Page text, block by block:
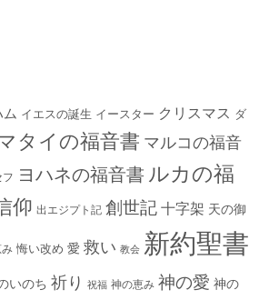
イエスの誕生 イースター クリスマス ダ
タイの福音書 マルコの福音
フ ヨハネの福音書 ルカの福
仰 出エジプト記 創世記 十字架 天の御
み 悔い改め 愛 救い 教会 新約聖書
いのち 祈り 祝福 神の恵み 神の愛 神の